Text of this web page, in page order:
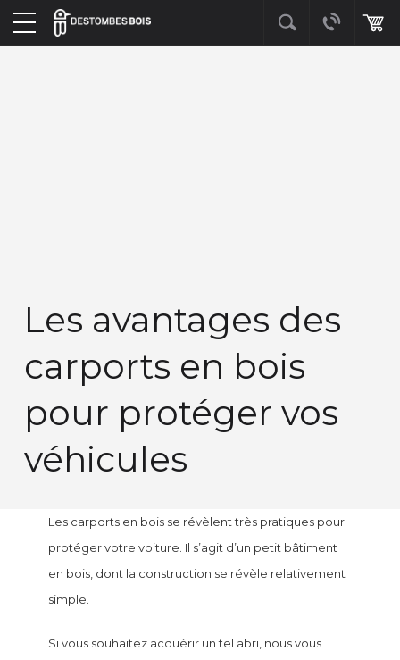
Les avantages des
carports en bois
pour protéger vos
véhicules
Les carports en bois se révèlent très pratiques pour
protéger votre voiture. Il s’agit d’un petit bâtiment
en bois, dont la construction se révèle relativement
simple.
Si vous souhaitez acquérir un tel abri, nous vous